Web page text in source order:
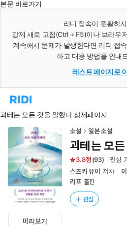
본문 바로가기
리디 접속이 원활하
강제 새로 고침(Ctrl + F5)이나 브라우
계속해서 문제가 발생한다면 리디 접
하고 대응 방법을 안내
테스트 페이지로
리
홈
로
동
괴테는 모든 것을 말했다 상세페이지
미리보기
소설 일본 소설
괴테는 모
3.8 (93) 관심
스즈키 유이
저자
리프 출판
관심